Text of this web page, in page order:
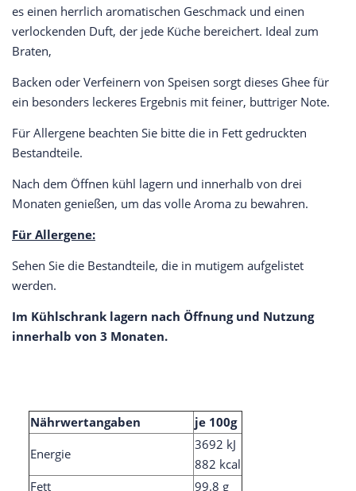
es einen herrlich aromatischen Geschmack und einen
verlockenden Duft, der jede Küche bereichert. Ideal zum
Braten,
Backen oder Verfeinern von Speisen sorgt dieses Ghee für
ein besonders leckeres Ergebnis mit feiner, buttriger Note.
Für Allergene beachten Sie bitte die in Fett gedruckten
Bestandteile.
Nach dem Öffnen kühl lagern und innerhalb von drei
Monaten genießen, um das volle Aroma zu bewahren.
Für Allergene:
Sehen Sie die Bestandteile, die in mutigem aufgelistet
werden.
Im Kühlschrank lagern nach Öffnung und Nutzung
innerhalb von 3 Monaten.
Nährwertangaben
je 100g
Energie
3692 kJ
882 kcal
Fett
99.8 g